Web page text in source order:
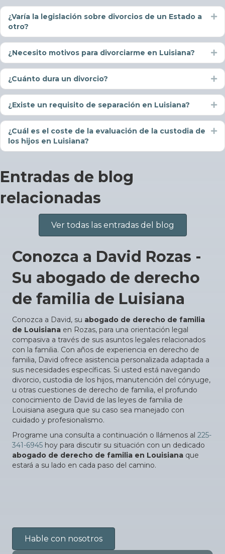
¿Varía la legislación sobre divorcios de un Estado a
otro?
¿Necesito motivos para divorciarme en Luisiana?
¿Cuánto dura un divorcio?
¿Existe un requisito de separación en Luisiana?
¿Cuál es el coste de la evaluación de la custodia de
los hijos en Luisiana?
Entradas de blog
relacionadas
Ver todas las entradas del blog
Conozca a David Rozas -
Su abogado de derecho
de familia de Luisiana
Conozca a David, su abogado de derecho de familia
de Louisiana en Rozas, para una orientación legal
compasiva a través de sus asuntos legales relacionados
con la familia. Con años de experiencia en derecho de
familia, David ofrece asistencia personalizada adaptada a
sus necesidades específicas. Si usted está navegando
divorcio, custodia de los hijos, manutención del cónyuge,
u otras cuestiones de derecho de familia, el profundo
conocimiento de David de las leyes de familia de
Louisiana asegura que su caso sea manejado con
cuidado y profesionalismo.
Programe una consulta a continuación o llámenos al 225-
341-6945 hoy para discutir su situación con un dedicado
abogado de derecho de familia en Louisiana que
estará a su lado en cada paso del camino.
Hable con nosotros